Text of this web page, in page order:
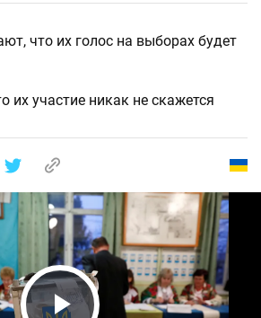
что их голос на выборах будет
их участие никак не скажется